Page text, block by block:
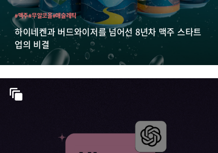
하이네켄과 버드와이저를 넘어선 8년차 맥주 스타트
업의 비결
#맥주#무알코올#애슬레틱